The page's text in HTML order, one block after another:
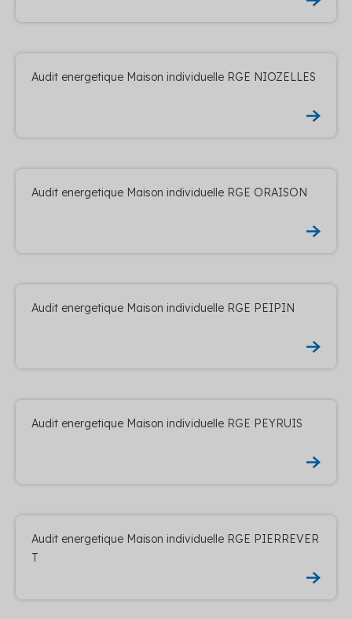
Audit energetique Maison individuelle RGE NIOZELLES
Audit energetique Maison individuelle RGE ORAISON
Audit energetique Maison individuelle RGE PEIPIN
Audit energetique Maison individuelle RGE PEYRUIS
Audit energetique Maison individuelle RGE PIERREVER
T